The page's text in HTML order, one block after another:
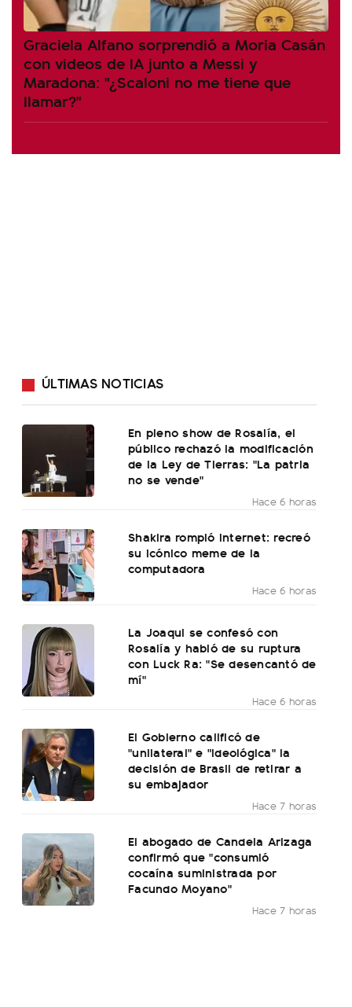
Graciela Alfano sorprendió a Moria Casán
con videos de IA junto a Messi y
Maradona: "¿Scaloni no me tiene que
llamar?"
ÚLTIMAS NOTICIAS
En pleno show de Rosalía, el
público rechazó la modificación
de la Ley de Tierras: "La patria
no se vende"
Hace 6 horas
Shakira rompió internet: recreó
su icónico meme de la
computadora
Hace 6 horas
La Joaqui se confesó con
Rosalía y habló de su ruptura
con Luck Ra: "Se desencantó de
mí"
Hace 6 horas
El Gobierno calificó de
"unilateral" e "ideológica" la
decisión de Brasil de retirar a
su embajador
Hace 7 horas
El abogado de Candela Arizaga
confirmó que "consumió
cocaína suministrada por
Facundo Moyano"
Hace 7 horas